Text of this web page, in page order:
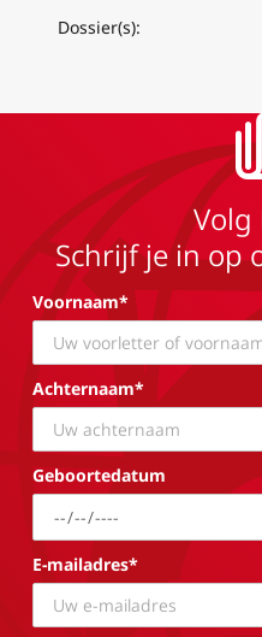
Dossier(s):
Volg
Schrijf je in op
Voornaam*
Achternaam*
Geboortedatum
E-mailadres*